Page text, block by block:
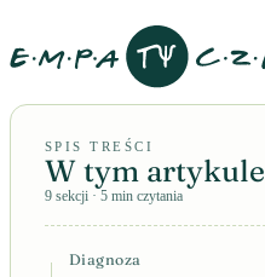
SPIS TREŚCI
W tym artykule
9 sekcji · 5 min czytania
Diagnoza